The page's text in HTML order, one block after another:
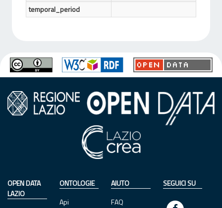
temporal_period
OPEN DATA
LAZIO
ONTOLOGIE
Api
AIUTO
FAQ
SEGUICI SU